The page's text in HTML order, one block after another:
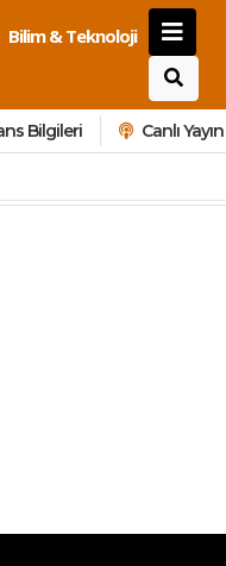
Bilim & Teknoloji
Bilgileri Canlı Yayın